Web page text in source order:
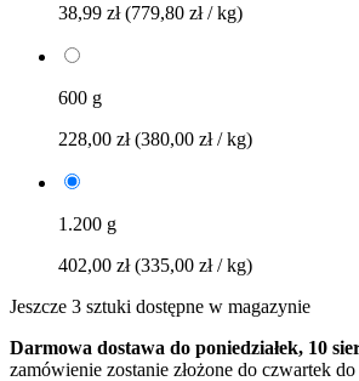
38,99 zł(779,80 zł / kg)
600 g
228,00 zł(380,00 zł / kg)
1.200 g
402,00 zł(335,00 zł / kg)
Jeszcze 3 sztuki dostępne w magazynie
Darmowa dostawa do poniedziałek, 10
zamówienie zostanie złożone do czwartek